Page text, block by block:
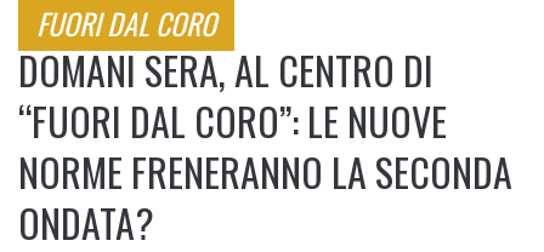
FUORI DAL CORO
DOMANI SERA, AL CENTRO DI
“FUORI DAL CORO”: LE NUOVE
NORME FRENERANNO LA SECONDA
ONDATA?